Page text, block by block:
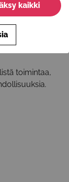
toimintaa,
kaikki